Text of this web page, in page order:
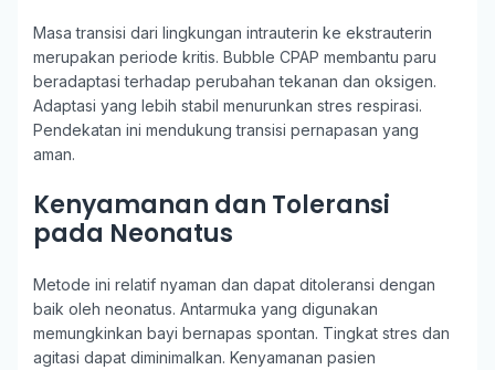
Masa transisi dari lingkungan intrauterin ke ekstrauterin
merupakan periode kritis. Bubble CPAP membantu paru
beradaptasi terhadap perubahan tekanan dan oksigen.
Adaptasi yang lebih stabil menurunkan stres respirasi.
Pendekatan ini mendukung transisi pernapasan yang
aman.
Kenyamanan dan Toleransi
pada Neonatus
Metode ini relatif nyaman dan dapat ditoleransi dengan
baik oleh neonatus. Antarmuka yang digunakan
memungkinkan bayi bernapas spontan. Tingkat stres dan
agitasi dapat diminimalkan. Kenyamanan pasien